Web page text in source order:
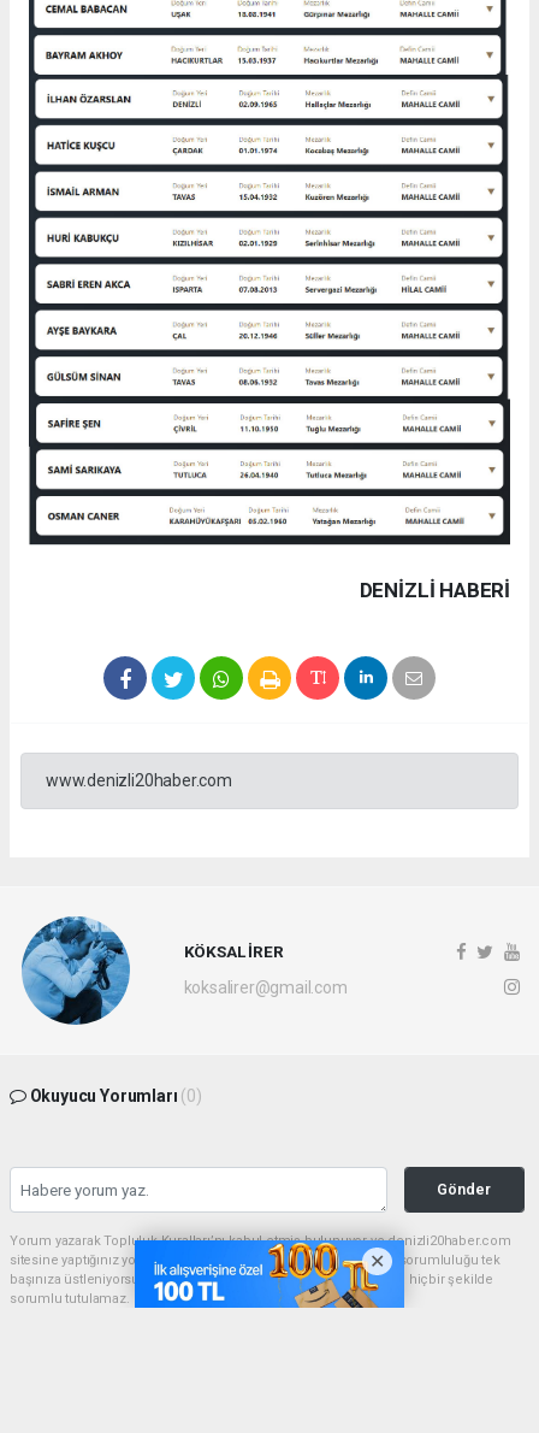
DENIZLI HABERİ
www.denizli20haber.com
KÖKSAL İRER
koksalirer@gmail.com
Okuyucu Yorumları (0)
Gönder
Yorum yazarak Topluluk Kuralları’nı kabul etmiş bulunuyor ve denizli20haber.com
sitesine yaptığınız yorumunuzla ilgili doğrudan veya dolaylı tüm sorumluluğu tek
başınıza üstleniyorsunuz. Yazılan tüm yorumlardan site yönetimi hiçbir şekilde
sorumlu tutulamaz.